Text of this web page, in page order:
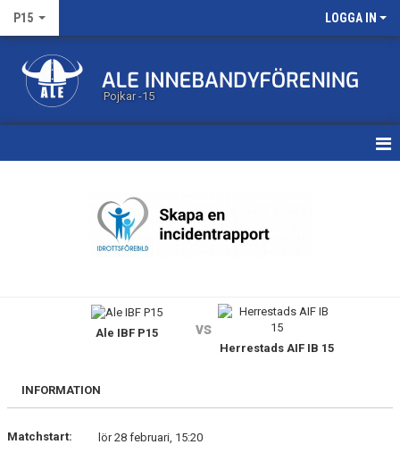
P15 LOGGA IN
Pojkar -15
NYHETER
Ale IBF P15 vs
Herrestads AIF IB 15
INFORMATION
Matchstart:
lör 28 februari, 15:20